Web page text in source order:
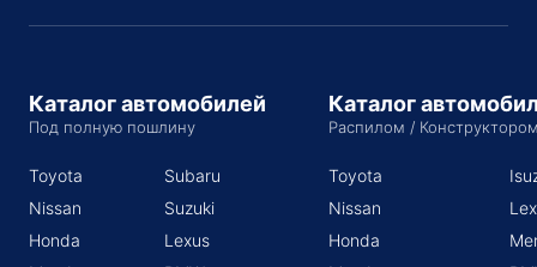
Каталог автомобилей
Под полную пошлину
Toyota
Nissan
Honda
Subaru
Suzuki
Lexus
Каталог
Распилом /
Toyota
Nissan
Honda